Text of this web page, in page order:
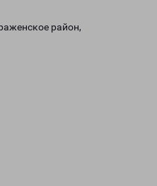
район,